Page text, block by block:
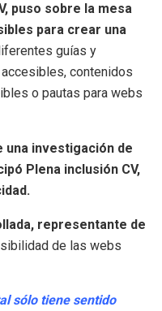
puso sobre la mesa
para crear una
guías y
contenidos
o pautas para webs
una investigación de
Plena inclusión CV,
representante de
de las webs
sólo tiene sentido